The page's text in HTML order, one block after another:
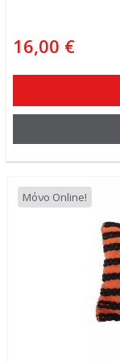
16,00 €
Μόνο Online!